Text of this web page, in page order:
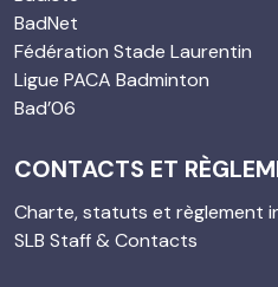
BadNet
Fédération Stade Laurentin
Ligue PACA Badminton
Bad’06
CONTACTS ET
Charte, statuts et règlement
SLB Staff & Contacts